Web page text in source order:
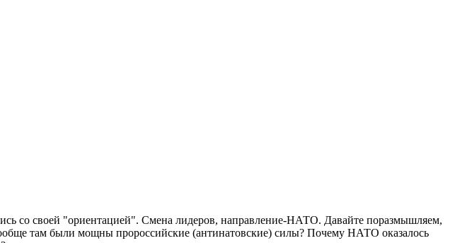
со своей "ориентацией". Смена лидеров, направление-НАТО. Давайте поразмышляем,
там были мощны пророссийские (антинатовские) силы? Почему НАТО оказалось